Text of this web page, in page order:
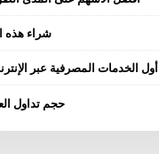
شراء هذه
أول الخدمات المصرفية عبر
حجم تداول